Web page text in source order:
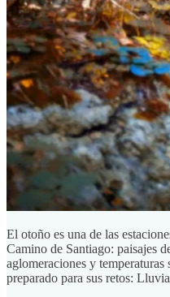
El otoño es una de las
Camino de Santiago: paisajes
aglomeraciones y temperaturas
preparado para sus retos: